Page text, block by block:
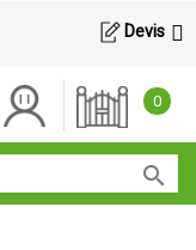
Devis
0
